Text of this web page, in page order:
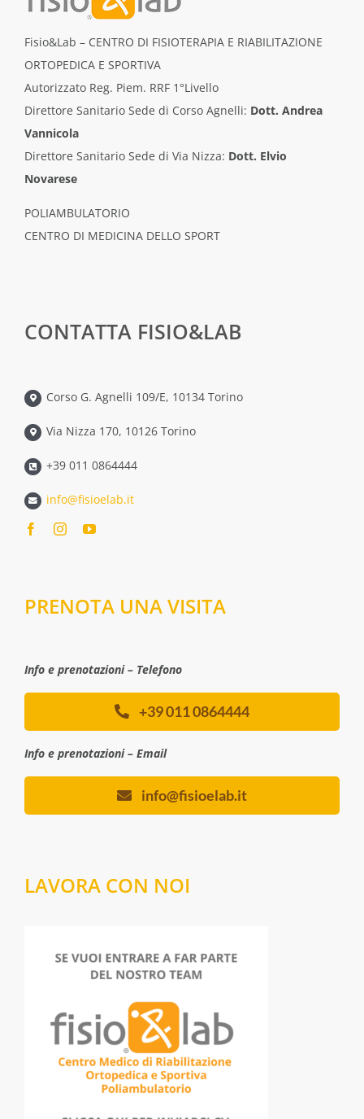
Fisio&Lab – CENTRO DI FISIOTERAPIA E RIABILITAZIONE
ORTOPEDICA E SPORTIVA
Autorizzato Reg. Piem. RRF 1°Livello
Direttore Sanitario Sede di Corso Agnelli: Dott. Andrea
Vannicola
Direttore Sanitario Sede di Via Nizza: Dott. Elvio
Novarese
POLIAMBULATORIO
CENTRO DI MEDICINA DELLO SPORT
CONTATTA FISIO&LAB
Corso G. Agnelli 109/E, 10134 Torino
Via Nizza 170, 10126 Torino
+39 011 0864444
info@fisioelab.it
PRENOTA UNA VISITA
Info e prenotazioni – Telefono
+39 011 0864444
Info e prenotazioni – Email
info@fisioelab.it
LAVORA CON NOI